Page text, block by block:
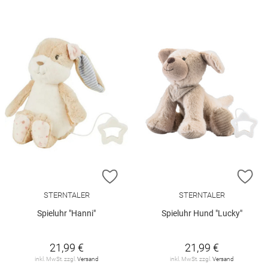
ZUR WUNSCHLISTE HINZUFÜGEN
STERNTALER
Spieluhr "Hanni"
21,99 €
inkl. MwSt. zzgl. Versand
STERNTALER
Spieluhr Hund "Lucky"
21,99 €
inkl. MwSt. zzgl. Versand